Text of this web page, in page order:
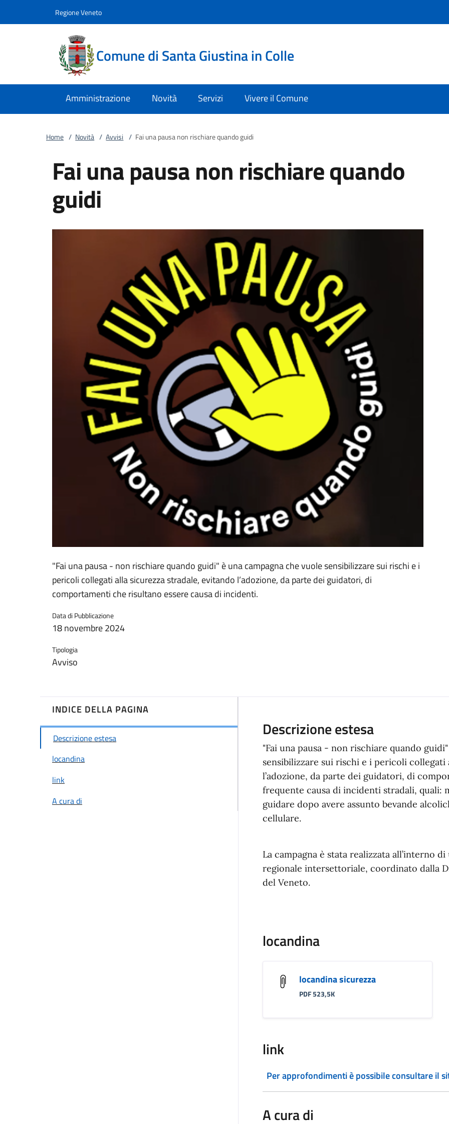
Regione Veneto
Comune di Santa Giustina in Colle
Amministrazione Novità Servizi Vivere il Comune
Home / Novità / Avvisi / Fai una pausa non rischiare quando guidi
Fai una pausa non rischiare quando
guidi
"Fai una pausa - non rischiare quando guidi" è una campagna che vuole sensibilizzare sui rischi e i
pericoli collegati alla sicurezza stradale, evitando l’adozione, da parte dei guidatori, di
comportamenti che risultano essere causa di incidenti.
Data di Pubblicazione
18 novembre 2024
Tipologia
Avviso
INDICE DELLA PAGINA
Descrizione estesa
locandina
link
A cura di
Descrizione estesa
"Fai una pausa - non rischiare quando
sensibilizzare sui rischi e i pericoli collegati
l’adozione, da parte dei guidatori, di
frequente causa di incidenti stradali, quali:
guidare dopo avere assunto bevande
cellulare.
La campagna è stata realizzata all’interno
regionale intersettoriale, coordinato dalla
del Veneto.
locandina
locandina sicurezza
PDF 523,5K
link
Per approfondimenti è possibile consultare il
A cura di